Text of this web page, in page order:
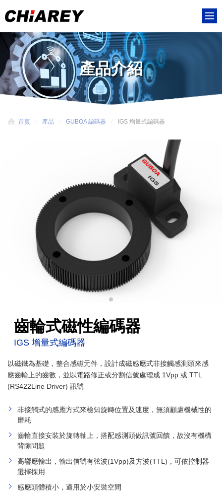
產品介紹
首頁 產品 GUBOA 編碼器 IGS 增量式編碼器
齒輪式磁性編碼器
IGS 增量式編碼器
以磁鐵為基礎，整合感磁元件，設計成磁感應式非接觸感測頭來感
應齒輪上的⿒數，並以電路修正或分割信號處理成 1Vpp 或 TTL
(RS422Line Driver) 訊號
非接觸式的感應方式來檢知旋轉位置及速度，無須顧慮機械性的
磨耗
齒輪直接安裝於旋轉軸上，搭配感測頭做訊號回饋，故沒有機構
背隙問題
高響應輸出，輸出信號有弦波(1Vpp)及方波(TTL)，可依控制器
選擇採用
感應頭體積小，適用於小安裝空間